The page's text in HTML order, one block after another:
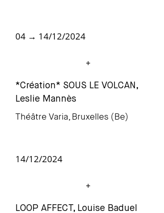
04 → 14/12/2024
*Création* SOUS LE VOLCAN,
Leslie Mannès
Théâtre Varia, Bruxelles (Be)
14/12/2024
LOOP AFFECT, Louise Baduel